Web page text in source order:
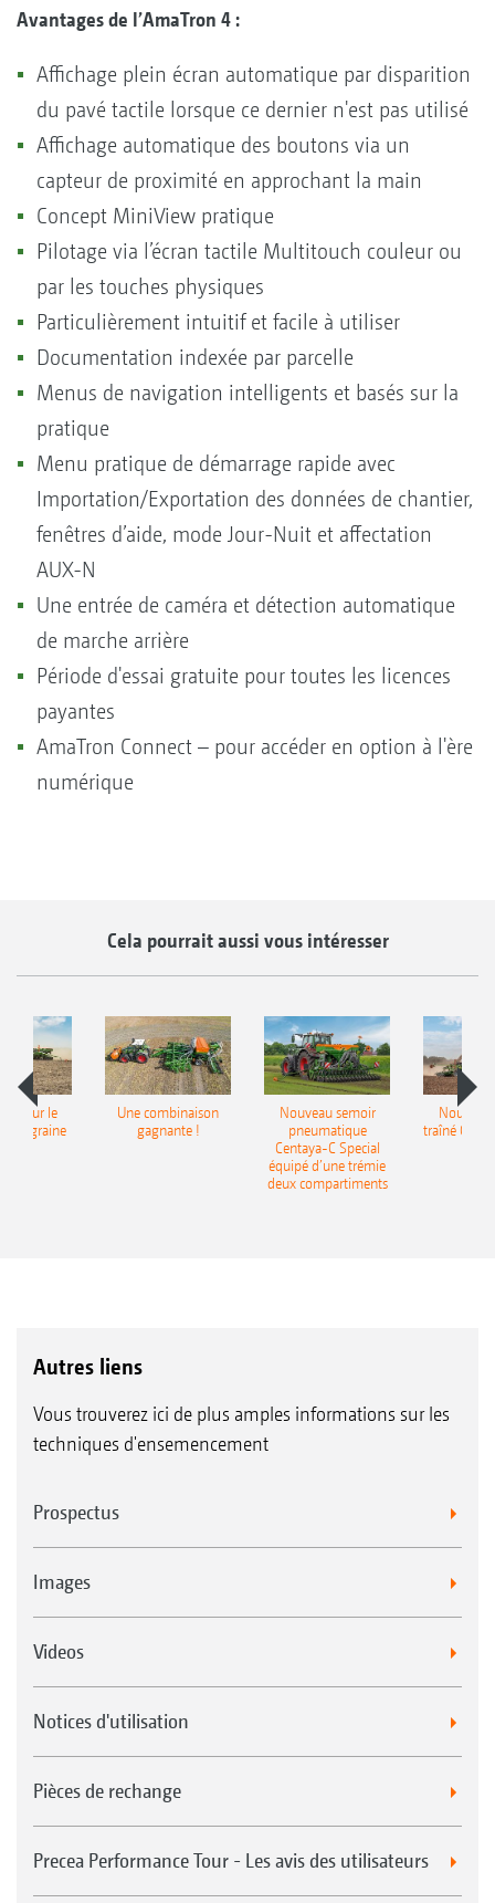
Avantages de l’AmaTron 4 :
Affichage plein écran automatique par disparition
du pavé tactile lorsque ce dernier n'est pas utilisé
Affichage automatique des boutons via un
capteur de proximité en approchant la main
Concept MiniView pratique
Pilotage via l’écran tactile Multitouch couleur ou
par les touches physiques
Particulièrement intuitif et facile à utiliser
Documentation indexée par parcelle
Menus de navigation intelligents et basés sur la
pratique
Menu pratique de démarrage rapide avec
Importation/Exportation des données de chantier,
fenêtres d’aide, mode Jour-Nuit et affectation
AUX-N
Une entrée de caméra et détection automatique
de marche arrière
Période d'essai gratuite pour toutes les licences
payantes
AmaTron Connect – pour accéder en option à l'ère
numérique
Cela pourrait aussi vous intéresser
pour le
Une combinaison
gagnante !
Nouveau semoir
pneumatique
Centaya-C Special
équipé d’une trémie
deux compartiments
traîné
Autres liens
Vous trouverez ici de plus amples informations sur les
techniques d'ensemencement
Prospectus
Images
Videos
Notices d'utilisation
Pièces de rechange
Precea Performance Tour - Les avis des utilisateurs